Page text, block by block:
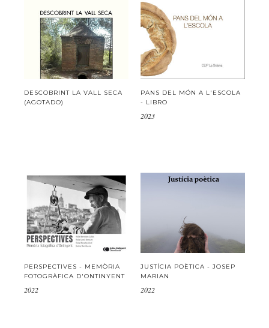
DESCOBRINT LA VALL SECA
(AGOTADO)
PANS DEL MÓN A L'ESCOLA
- LIBRO
2023
PERSPECTIVES - MEMÒRIA
FOTOGRÀFICA D'ONTINYENT
2022
JUSTÍCIA POÈTICA - JOSEP
MARIAN
2022